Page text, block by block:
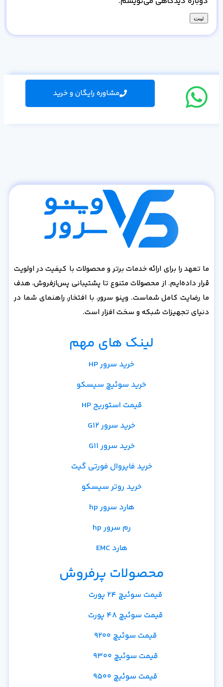
مشاوره رایگان و خرید
ما تعهد را برای ارائه خدمات برتر و محصولات با کیفیت در اولویت
قرار داده‌ایم. از محصولات متنوع تا پشتیبانی پس‌از‌فروش، هدف
ما رضایت کامل شماست. وینو سرور، با افتخار، راهنمای شما در
دنیای تجهیزات شبکه و سخت افزار است.
لینک های مهم
خرید سرور HP
خرید سوئیچ سیسکو
قیمت استوریج HP
خرید سرور G12
خرید سرور G11
خرید فایروال فورتی گیت
خرید روتر سیسکو
هارد سرور hp
رم سرور hp
هارد EMC
محصولات پرفروش
قیمت سوئیچ 24 پورت
قیمت سوئیچ 48 پورت
قیمت سوئیچ 9200
قیمت سوئیچ 9300
قیمت سوئیچ 9500